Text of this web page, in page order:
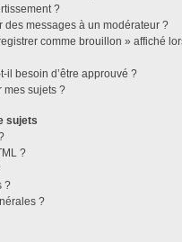
?
des messages à un modérateur ?
comme brouillon » affiché
il besoin d’être approuvé ?
mes sujets ?
sujets
?
?
?